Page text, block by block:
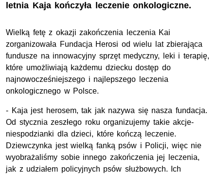
letnia Kaja kończyła leczenie onkologiczne.
Wielką fetę z okazji zakończenia leczenia Kai
zorganizowała Fundacja Herosi od wielu lat zbierająca
fundusze na innowacyjny sprzęt medyczny, leki i terapię,
które umożliwiają każdemu dziecku dostęp do
najnowocześniejszego i najlepszego leczenia
onkologicznego w Polsce.
- Kaja jest herosem, tak jak nazywa się nasza fundacja.
Od stycznia zeszłego roku organizujemy takie akcje-
niespodzianki dla dzieci, które kończą leczenie.
Dziewczynka jest wielką fanką psów i Policji, więc nie
wyobrażaliśmy sobie innego zakończenia jej leczenia,
jak z udziałem policyjnych psów służbowych. Ich